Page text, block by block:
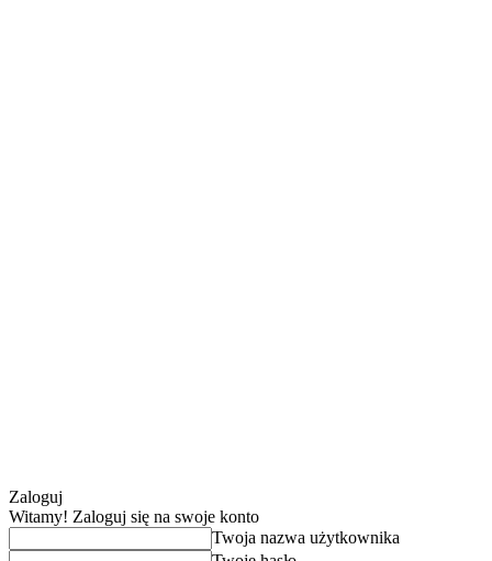
Zaloguj
Witamy! Zaloguj się na swoje konto
Twoja nazwa użytkownika